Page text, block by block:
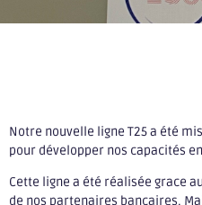
Notre nouvelle ligne T25 a été
pour développer nos capacités
Cette ligne a été réalisée grace
de nos partenaires bancaires.